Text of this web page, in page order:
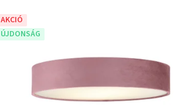
AKCIÓ
ÚJDONSÁG